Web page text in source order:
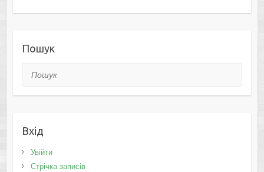
Пошук
Пошук
Вхід
Увійти
Стрічка записів